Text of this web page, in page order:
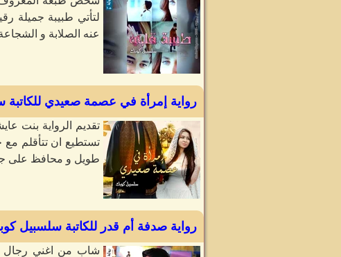
لتأتي طبيبة جميلة
عنه الصلابة و
رواية إمرأة في عصمة صعيدي للكاتبة
تقديم الرواية بنت
طويل و محافظ على
رواية صدفة أم قدر للكاتبة سلسبيل
شاب من اغني رجال